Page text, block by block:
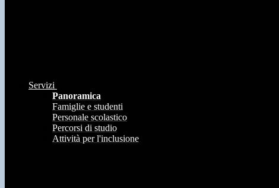
Servizi
Panoramica
Famiglie e studenti
Personale scolastico
Percorsi di studio
Attività per l'inclusione